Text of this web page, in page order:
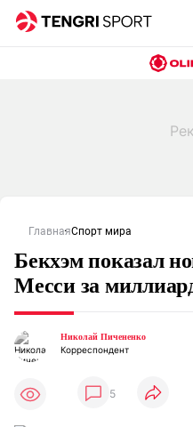
ГлавнаяСпорт мира
Бекхэм показал
Месси за
Николай Пичененко
Корреспондент
5